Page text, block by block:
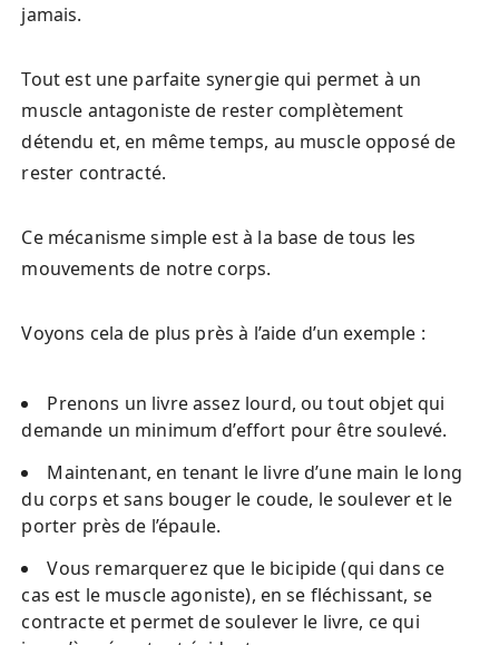
jamais.
Tout est une parfaite synergie qui permet à un
muscle antagoniste de rester complètement
détendu et, en même temps, au muscle opposé de
rester contracté.
Ce mécanisme simple est à la base de tous les
mouvements de notre corps.
Voyons cela de plus près à l’aide d’un exemple :
Prenons un livre assez lourd, ou tout objet qui
demande un minimum d’effort pour être soulevé.
Maintenant, en tenant le livre d’une main le long
du corps et sans bouger le coude, le soulever et le
porter près de l’épaule.
Vous remarquerez que le bicipide (qui dans ce
cas est le muscle agoniste), en se fléchissant, se
contracte et permet de soulever le livre, ce qui